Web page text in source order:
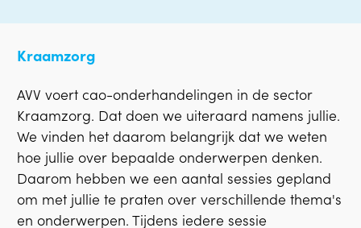
Kraamzorg
AVV voert cao-onderhandelingen in de sector
Kraamzorg. Dat doen we uiteraard namens jullie.
We vinden het daarom belangrijk dat we weten
hoe jullie over bepaalde onderwerpen denken.
Daarom hebben we een aantal sessies gepland
om met jullie te praten over verschillende thema's
en onderwerpen. Tijdens iedere sessie